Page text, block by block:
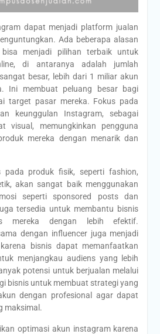
dapat menjadi platform jualan
Ada beberapa alasan
bisa menjadi pilihan terbaik untuk
di antaranya adalah jumlah
besar, lebih dari 1 miliar akun
Ini membuat peluang besar bagi
target pasar mereka. Fokus pada
keunggulan Instagram, sebagai
visual, memungkinkan pengguna
mereka dengan menarik dan
pada produk fisik, seperti fashion,
akan sangat baik menggunakan
seperti sponsored posts dan
tersedia untuk membantu bisnis
mereka dengan lebih efektif.
dengan influencer juga menjadi
bisnis dapat memanfaatkan
menjangkau audiens yang lebih
potensi untuk berjualan melalui
bisnis untuk membuat strategi yang
dengan profesional agar dapat
maksimal.
optimasi akun instagram karena